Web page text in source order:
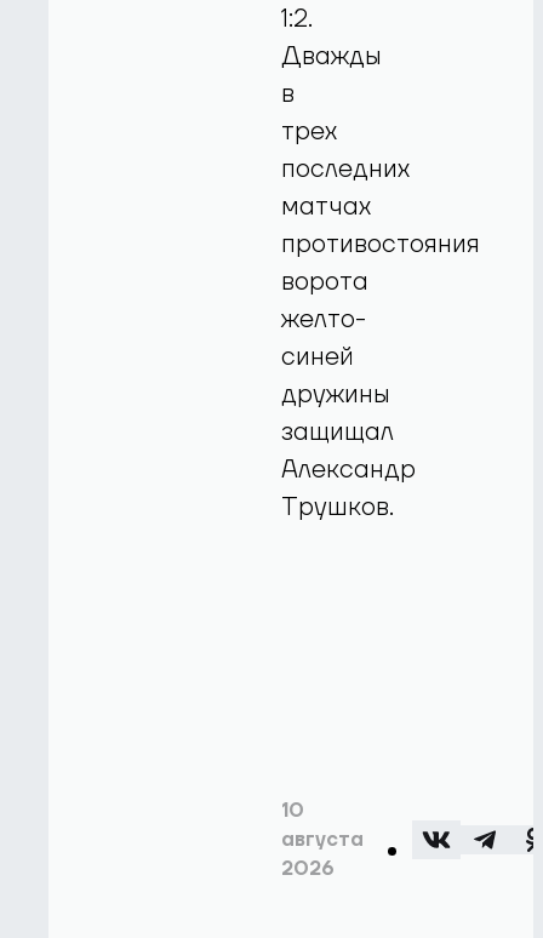
1:2.
Дважды
в
трех
последних
матчах
противостояния
ворота
желто-
синей
дружины
защищал
Александр
Трушков.
10
августа
2026